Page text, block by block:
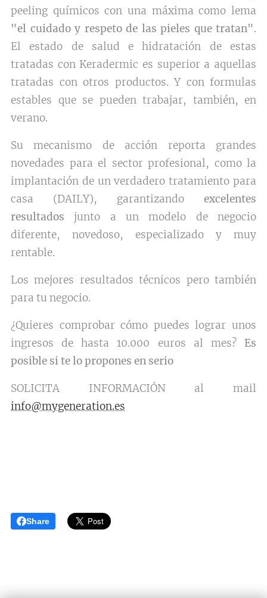
peeling químicos con una máxima como lema
"el cuidado y respeto de las pieles que tratan".
El estado de salud e hidratación de estas
tratadas con Keradermic es superior a aquellas
tratadas con otros productos. Y con formulas
estables que se pueden trabajar, también, en
verano.
Su mecanismo de acción reporta grandes
novedades para el sector profesional, como la
implantación de un verdadero tratamiento para
casa (DAILY), garantizando excelentes
resultados junto a un modelo de negocio
diferente, novedoso, especializado y muy
rentable.
Los mejores resultados técnicos pero también
para tu negocio.
¿Quieres comprobar cómo puedes lograr unos
ingresos de hasta 10.000 euros al mes? Es
posible si te lo propones en serio
SOLICITA INFORMACIÓN al mail
info@mygeneration.es
Share